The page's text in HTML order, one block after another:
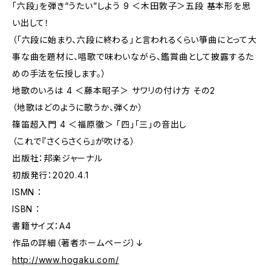
「六段」を弾き“うたい”しよう 9 ＜木田敦子＞五段 基本形を思
い出して！
（「六段に始まり、六段に終わる」と言われるくらい箏曲にとって大
事な曲を題材に、唱歌で味わいながら、鑑賞曲として披露するた
めの手法を伝授します。）
地歌のいろは 4 ＜藤本昭子＞ サワリの付け方 その2
（地歌はどのように歌うか、弾くか）
篠笛超入門 4 ＜福原徹＞ 「四」「三」の音出し
（これで『さくらさくら』が吹ける）
出版社：邦楽ジャーナル
初版発行：2020.4.1
ISMN ：
ISBN ：
書籍サイズ：A4
作品の詳細（著者ホームページ）↓
http://www.hogaku.com/